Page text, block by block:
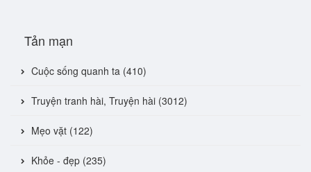
Tản mạn
Cuộc sống quanh ta (410)
Truyện tranh hài, Truyện hài (3012)
Mẹo vặt (122)
Khỏe - đẹp (235)